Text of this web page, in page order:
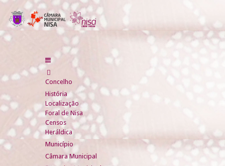
Concelho
História
Localização
Foral de Nisa
Censos
Heráldica
Município
Câmara Municipal